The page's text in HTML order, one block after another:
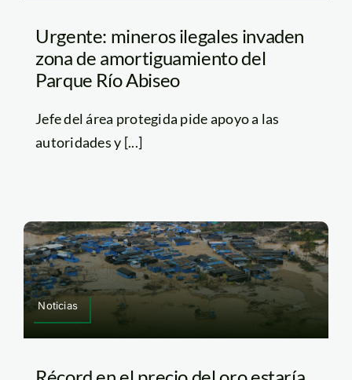
Urgente: mineros ilegales invaden
zona de amortiguamiento del
Parque Río Abiseo
Jefe del área protegida pide apoyo a las
autoridades y [...]
Noticias